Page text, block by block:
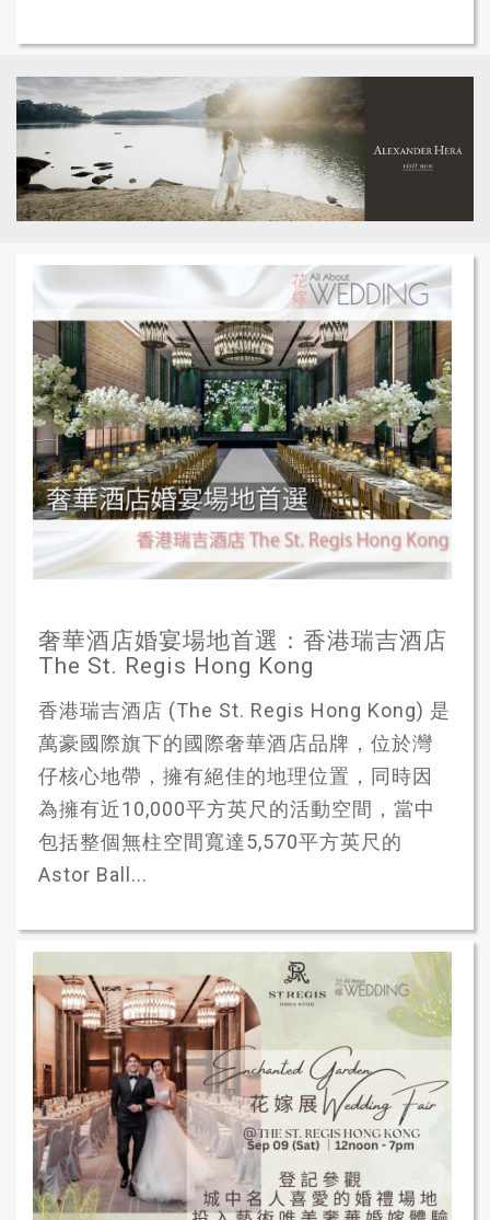
奢華酒店婚宴場地首選：香港瑞吉酒店
The St. Regis Hong Kong
香港瑞吉酒店 (The St. Regis Hong Kong) 是
萬豪國際旗下的國際奢華酒店品牌，位於灣
仔核心地帶，擁有絕佳的地理位置，同時因
為擁有近10,000平方英尺的活動空間，當中
包括整個無柱空間寬達5,570平方英尺的
Astor Ball...